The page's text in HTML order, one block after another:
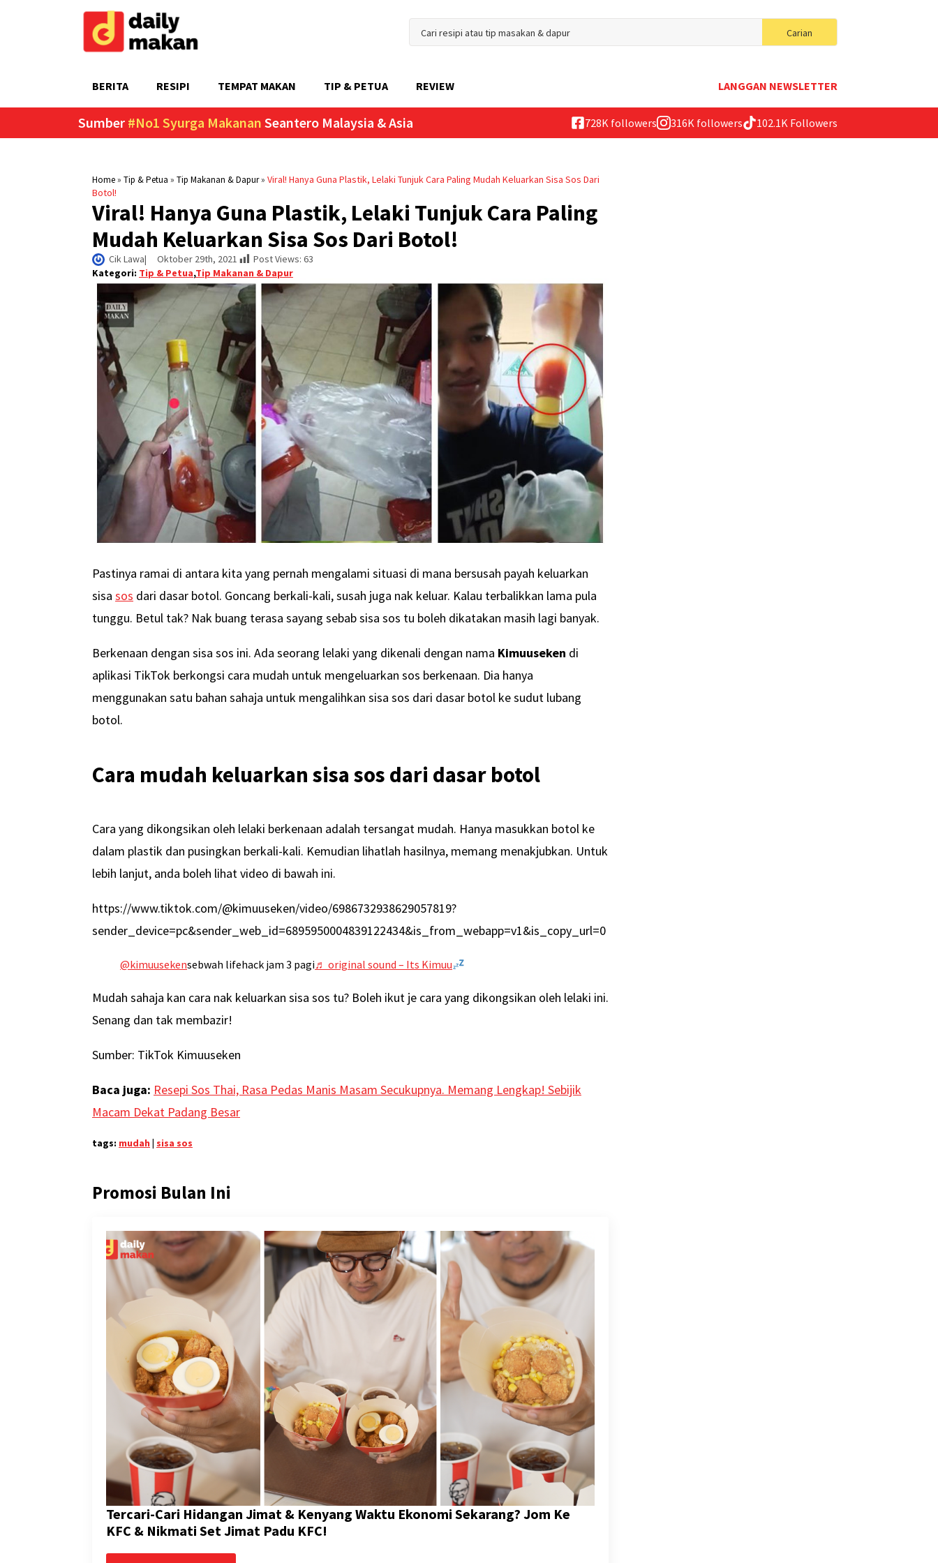
Carian
for:
BERITA RESIPI TEMPAT MAKAN TIP & PETUA REVIEW LANGGAN NEWSLETTER
Sumber #No1 Syurga Makanan Seantero Malaysia & Asia 728K followers 316K followers 102.1K Followers
Home» Tip & Petua » Tip Makanan & Dapur» Viral! Hanya Guna Plastik, Lelaki Tunjuk Cara Paling Mudah Keluarkan Sisa Sos Dari
Botol!
Viral! Hanya Guna Plastik, Lelaki Tunjuk Cara Paling
Mudah Keluarkan Sisa Sos Dari Botol!
Cik Lawa| Oktober 29th, 2021 Post Views: 63
Kategori: Tip & Petua,Tip Makanan & Dapur
Pastinya ramai di antara kita yang pernah mengalami situasi di mana bersusah payah keluarkan
sisa sos dari dasar botol. Goncang berkali-kali, susah juga nak keluar. Kalau terbalikkan lama pula
tunggu. Betul tak? Nak buang terasa sayang sebab sisa sos tu boleh dikatakan masih lagi banyak.
Berkenaan dengan sisa sos ini. Ada seorang lelaki yang dikenali dengan nama Kimuuseken di
aplikasi TikTok berkongsi cara mudah untuk mengeluarkan sos berkenaan. Dia hanya
menggunakan satu bahan sahaja untuk mengalihkan sisa sos dari dasar botol ke sudut lubang
botol.
Cara mudah keluarkan sisa sos dari dasar botol
Cara yang dikongsikan oleh lelaki berkenaan adalah tersangat mudah. Hanya masukkan botol ke
dalam plastik dan pusingkan berkali-kali. Kemudian lihatlah hasilnya, memang menakjubkan. Untuk
lebih lanjut, anda boleh lihat video di bawah ini.
https://www.tiktok.com/@kimuuseken/video/6986732938629057819?
sender_device=pc&sender_web_id=6895950004839122434&is_from_webapp=v1&is_copy_url=0
@kimuusekensebwah lifehack jam 3 pagi♬ original sound – Its Kimuu
Mudah sahaja kan cara nak keluarkan sisa sos tu? Boleh ikut je cara yang dikongsikan oleh lelaki ini.
Senang dan tak membazir!
Sumber: TikTok Kimuuseken
Baca juga: Resepi Sos Thai, Rasa Pedas Manis Masam Secukupnya. Memang Lengkap! Sebijik
Macam Dekat Padang Besar
tags: mudah sisa sos
Promosi Bulan Ini
Tercari-Cari Hidangan Jimat & Kenyang Waktu Ekonomi Sekarang? Jom Ke
KFC & Nikmati Set Jimat Padu KFC!